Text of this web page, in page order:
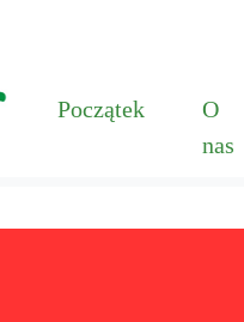
Początek
O
nas